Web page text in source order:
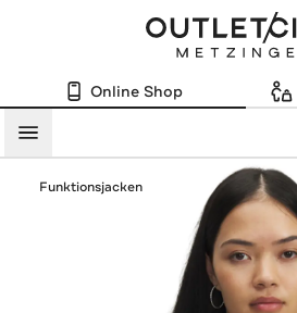
Online Shop
Menü
Funktionsjacken